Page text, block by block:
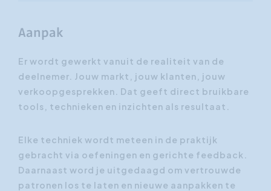
Aanpak
Er wordt gewerkt vanuit de realiteit van de
deelnemer. Jouw markt, jouw klanten, jouw
verkoopgesprekken. Dat geeft direct bruikbare
tools, technieken en inzichten als resultaat.
Elke techniek wordt meteen in de praktijk
gebracht via oefeningen en gerichte feedback.
Daarnaast word je uitgedaagd om vertrouwde
patronen los te laten en nieuwe aanpakken te